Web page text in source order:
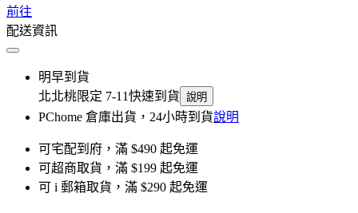
前往
配送資訊
明早到貨
北北桃限定 7-11快速到貨 說明
PChome 倉庫出貨，24小時到貨說明
可宅配到府，滿 $490 起免運
可超商取貨，滿 $199 起免運
可 i 郵箱取貨，滿 $290 起免運